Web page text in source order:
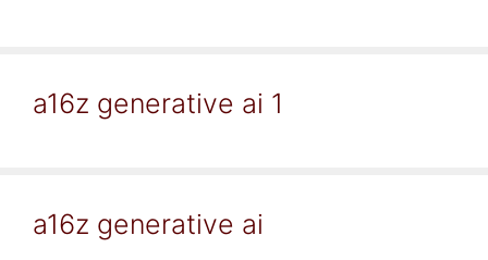
a16z generative ai 1
a16z generative ai